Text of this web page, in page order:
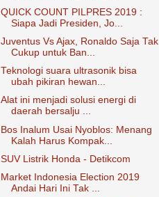
QUICK COUNT PILPRES 2019 :
Siapa Jadi Presiden, Jo...
Juventus Vs Ajax, Ronaldo Saja Tak
Cukup untuk Ban...
Teknologi suara ultrasonik bisa
ubah pikiran hewan...
Alat ini menjadi solusi energi di
daerah bersalju ...
Bos Inalum Usai Nyoblos: Menang
Kalah Harus Kompak...
SUV Listrik Honda - Detikcom
Market Indonesia Election 2019
Andai Hari Ini Tak ...